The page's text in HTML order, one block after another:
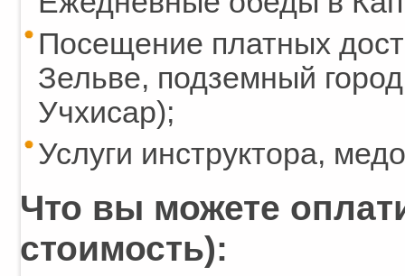
Посещение платных
Зельве, подземный
Учхисар);
Услуги инструктора,
Что вы можете
стоимость):